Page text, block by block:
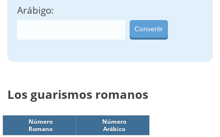
Arábigo:
Convertir
Los guarismos romanos
Número
Romano
Número
Arábico